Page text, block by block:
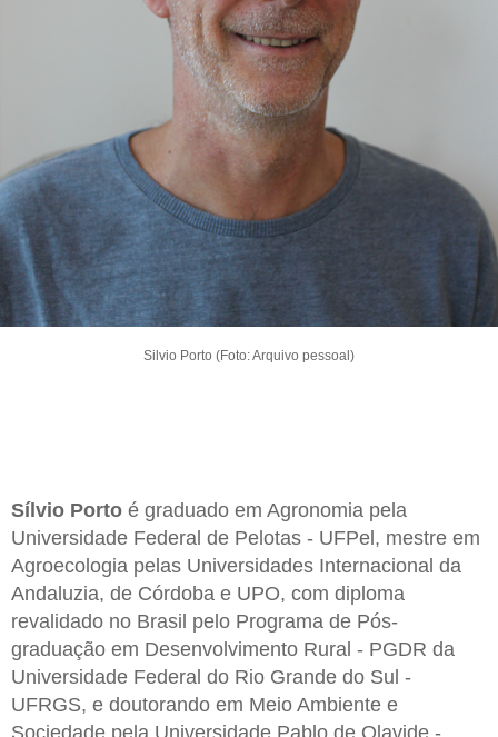
Silvio Porto (Foto: Arquivo pessoal)
Sílvio Porto é graduado em Agronomia pela
Universidade Federal de Pelotas - UFPel, mestre em
Agroecologia pelas Universidades Internacional da
Andaluzia, de Córdoba e UPO, com diploma
revalidado no Brasil pelo Programa de Pós-
graduação em Desenvolvimento Rural - PGDR da
Universidade Federal do Rio Grande do Sul -
UFRGS, e doutorando em Meio Ambiente e
Sociedade pela Universidade Pablo de Olavide -